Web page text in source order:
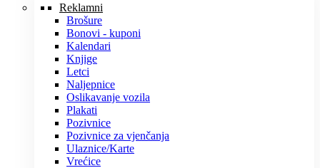
Reklamni
Brošure
Bonovi - kuponi
Kalendari
Knjige
Letci
Naljepnice
Oslikavanje vozila
Plakati
Pozivnice
Pozivnice za vjenčanja
Ulaznice/Karte
Vrećice